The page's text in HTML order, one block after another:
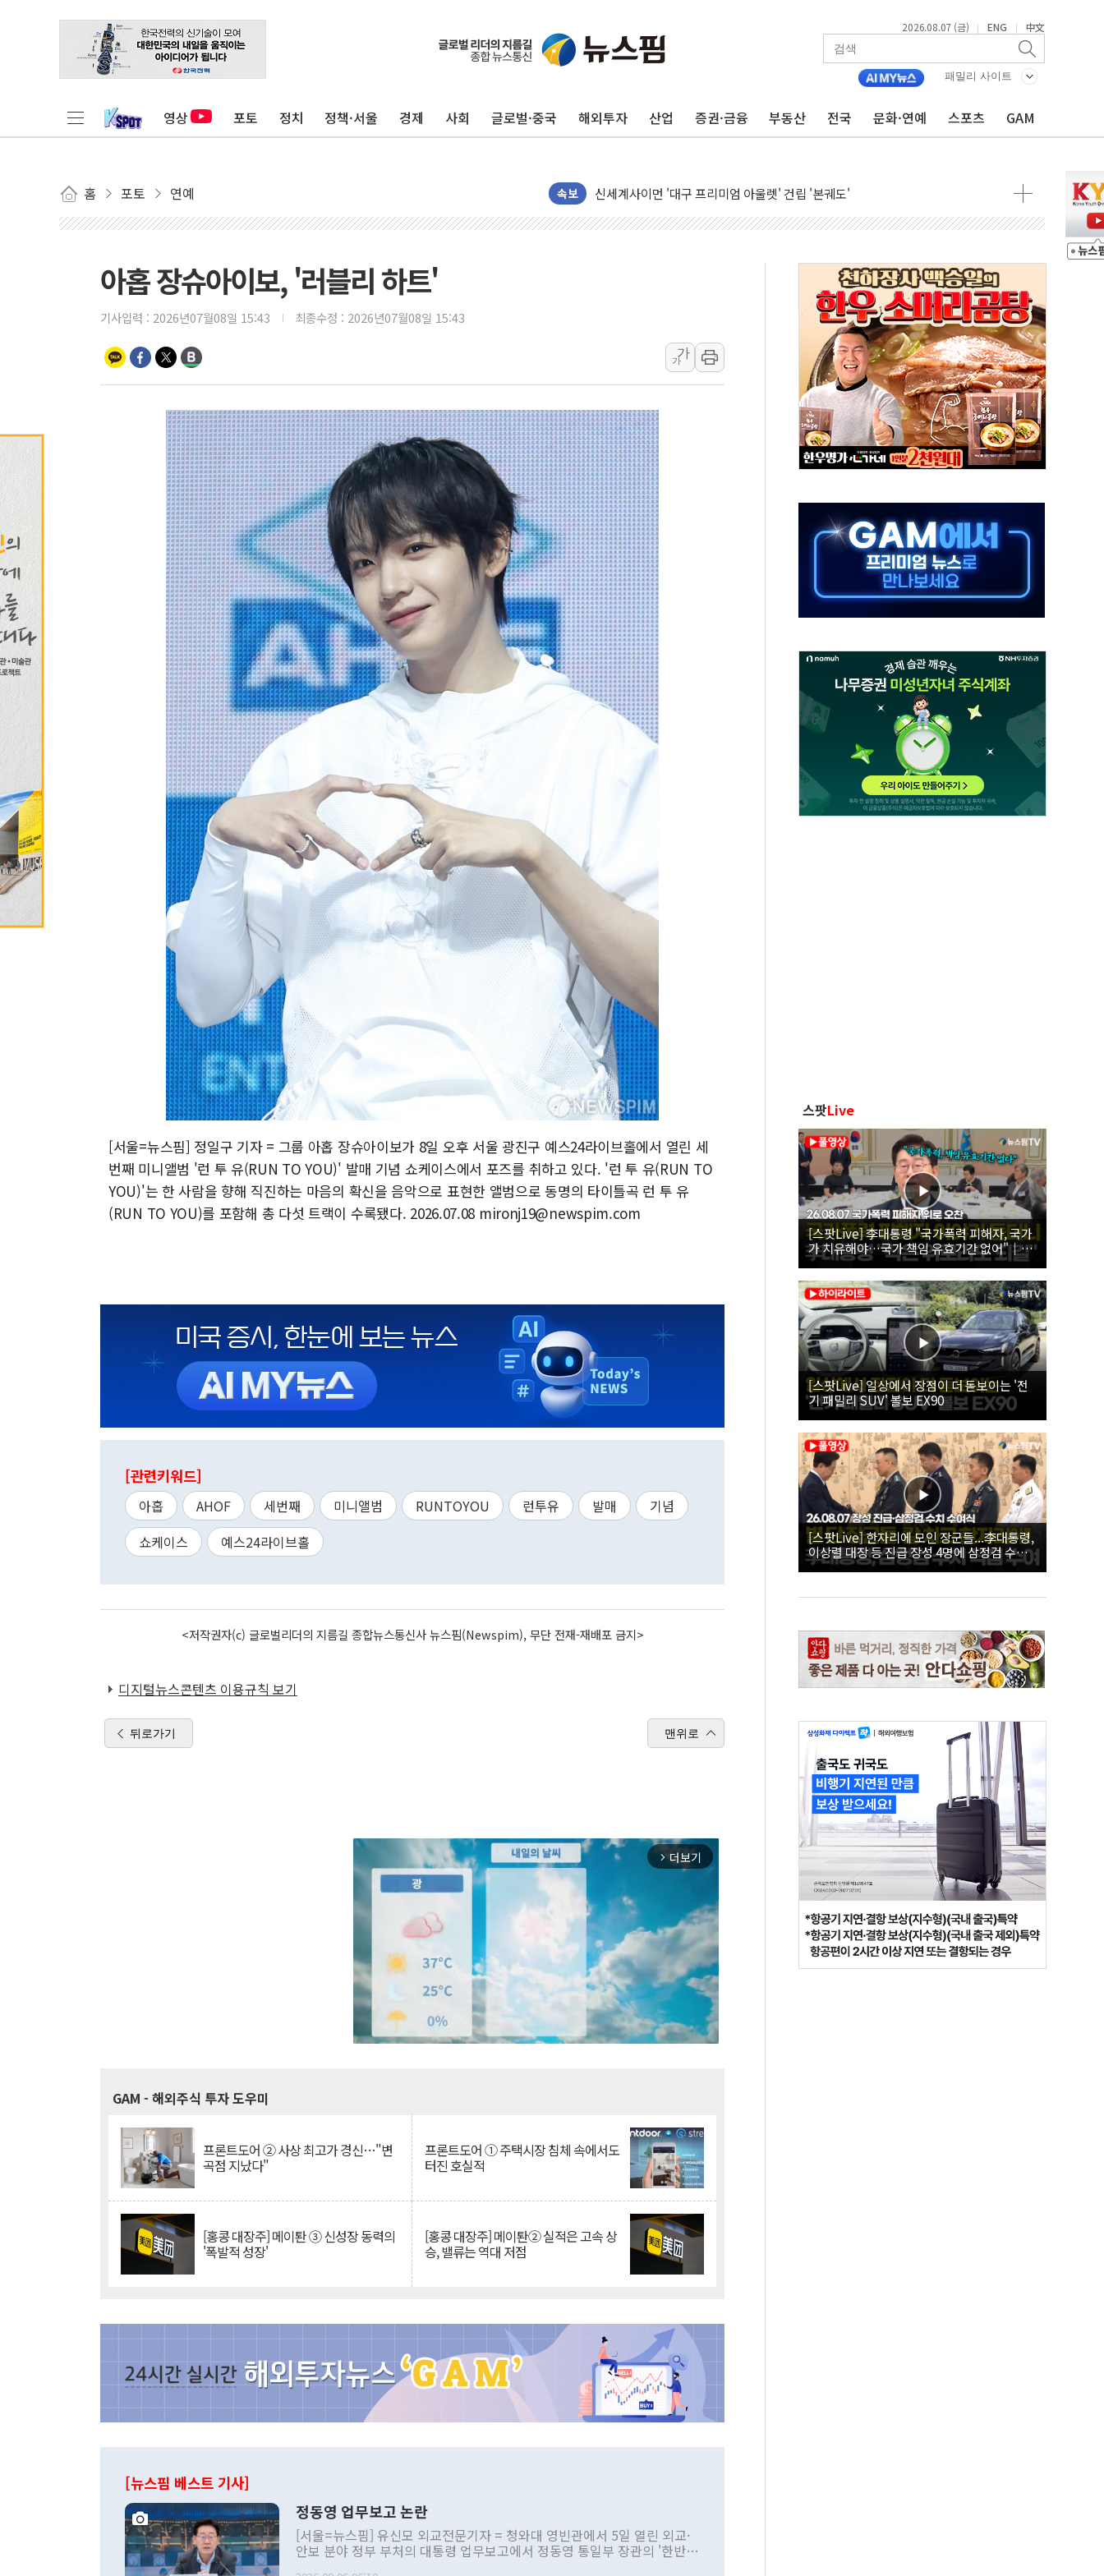
2026.08.07 (금) | ENG | 中文
패밀리 사이트
영상 포토 정치 정책·서울 경제 사회 글로벌·중국 해외투자 산업 증권·금융 부동산 전국 문화·연예 스포츠 GAM
홈 포토 연예 속보
40.2도 찍은 서울 등 폭염중대경보 해제…누적 온열질환자 2872명
"文정부 악몽 재현 안돼"...李 부동산 세제안에 與 내부서 '총선·대선 직격탄' 우려
李대통령, 호우 피해 경북 안동·의성 특별재난지역 선포
'변기 수리' 집주인에게 흉기 휘두른 30대 세입자…경찰, 현행범 체포
프롬바이오, 10일 거래 재개…"재무구조 개편"
NH농협생명, 농작업 중 온열질환 보장…폭염기 신속 보상 강화
랩지노믹스 "디엑솜과 美 암 진단 분야 독점 라이선스 계약"
보로노이, 폐암 치료제 'VRN11' 캐나다 IND 신청
푸본현대생명, 육군 3군단과 군 장병 금융교육·전역 지원 협약
교보생명, '교보K-맞춤건강보험' 6개월 배타적사용권 획득
벼랑 끝 선 '동전주' 무더기 상폐 위기…관리종목 우려 지정예고 총 63개
1순위보다 낮은 특별공급 경쟁률… 실수요자 관심
컴투스 '제우스: 오만의 신' 26일 출시, 유저의 캐릭터가 AI로 플레이한다
네이버 클립, 시청 만으로 혜택 얻는 피드코인 이벤트 진행
서울 재건축·재개발 정상화시 5년 내 9만가구 순증...이주 대란도 제한적
[인사] 공정거래위원회
KDB생명 본입찰 3파전…한화·흥국·한투 참여
아홉 장슈아이보, '러블리 하트'
기사입력 : 2026년07월08일 15:43 최종수정 : 2026년07월08일 15:43
가
가
[서울=뉴스핌] 정일구 기자 = 그룹 아홉 장슈아이보가 8일 오후 서울 광진구 예스24라이브홀에서 열린 세
번째 미니앨범 '런 투 유(RUN TO YOU)' 발매 기념 쇼케이스에서 포즈를 취하고 있다. '런 투 유(RUN TO
YOU)'는 한 사람을 향해 직진하는 마음의 확신을 음악으로 표현한 앨범으로 동명의 타이틀곡 런 투 유
(RUN TO YOU)를 포함해 총 다섯 트랙이 수록됐다. 2026.07.08 mironj19@newspim.com
[관련키워드]
아홉 AHOF 세번째 미니앨범 RUNTOYOU 런투유 발매
기념
쇼케이스
예스24라이브홀
<저작권자(c) 글로벌리더의 지름길 종합뉴스통신사 뉴스핌(Newspim), 무단 전재-재배포 금지>
디지털뉴스콘텐츠 이용규칙 보기
뒤로가기 맨위로
arrow_forward_ios 더보기
GAM - 해외주식 투자 도우미
프론트도어 ② 사상 최고가 경신…"변
곡점 지났다"
프론트도어 ① 주택시장 침체 속에서도
터진 호실적
[홍콩 대장주] 메이퇀 ③ 신성장 동력의
'폭발적 성장'
[홍콩 대장주] 메이퇀② 실적은 고속 상
승, 밸류는 역대 저점
[뉴스핌 베스트 기사]
정동영 업무보고 논란
[서울=뉴스핌] 유신모 외교전문기자 = 청와대 영빈관에서 5일 열린 외교·
안보 분야 정부 부처의 대통령 업무보고에서 정동영 통일부 장관의 '한반도
스팟Live
[스팟Live] 李대통령 "국가폭력 피해자, 국가
가 치유해야…국가 책임 유효기간 없어"｜
26.08.07 국가폭력 피해자 위로 오찬
[스팟Live] 일상에서 장점이 더 돋보이는 '전
기 패밀리 SUV' 볼보 EX90
[스팟Live] 한자리에 모인 장군들...李대통령,
이상렬 대장 등 진급 장성 4명에 삼정검 수치
직접 수여｜26.08.07 장성 진급·삼정검 수치